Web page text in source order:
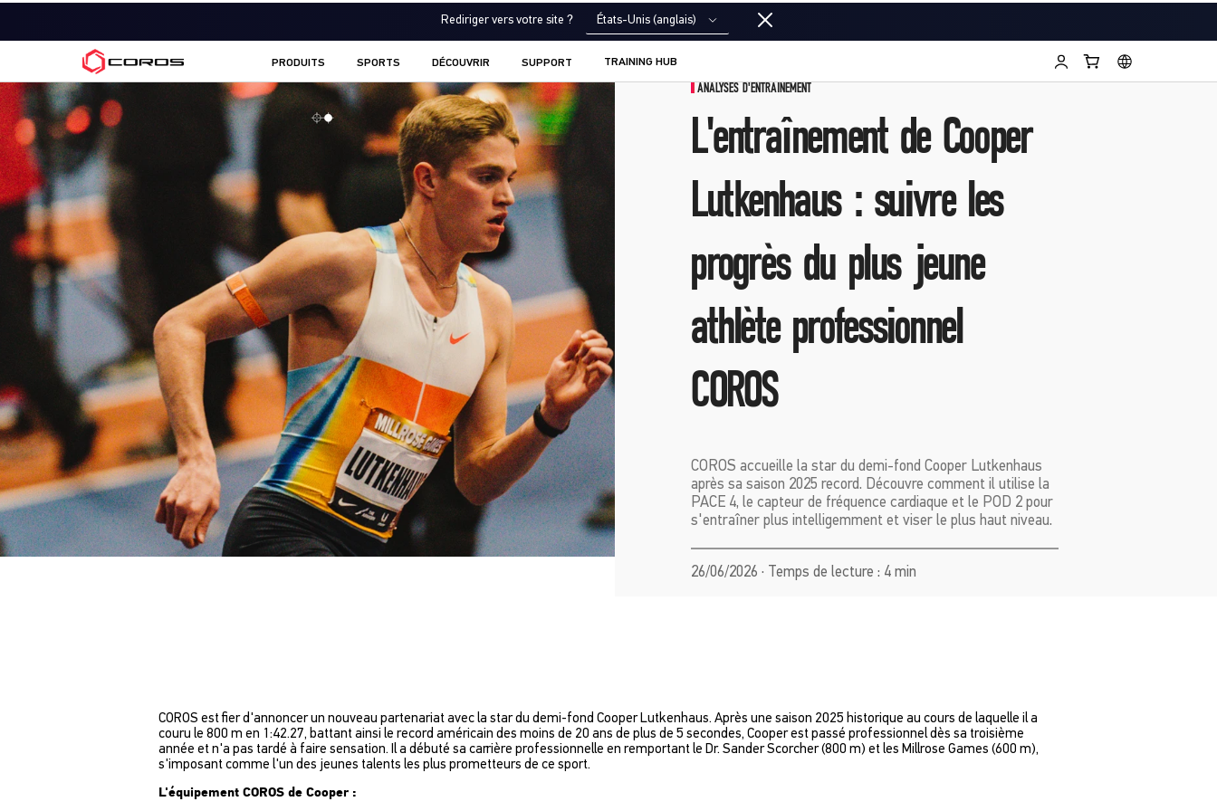
Rediriger vers votre site ? États-Unis (anglais)
COROS FR
PRODUITS SPORTS DÉCOUVRIR SUPPORT TRAINING HUB
ANALYSES D'ENTRAÎNEMENT
L'entraînement de Cooper
Lutkenhaus : suivre les
progrès du plus jeune
athlète professionnel
COROS
COROS accueille la star du demi-fond Cooper Lutkenhaus
après sa saison 2025 record. Découvre comment il utilise la
PACE 4, le capteur de fréquence cardiaque et le POD 2 pour
s'entraîner plus intelligemment et viser le plus haut niveau.
26/06/2026 · Temps de lecture : 4 min
COROS est fier d'annoncer un nouveau partenariat avec la star du demi-fond Cooper Lutkenhaus. Après une saison 2025 historique au cours de laquelle il a
couru le 800 m en 1:42.27, battant ainsi le record américain des moins de 20 ans de plus de 5 secondes, Cooper est passé professionnel dès sa troisième
année et n'a pas tardé à faire sensation. Il a débuté sa carrière professionnelle en remportant le Dr. Sander Scorcher (800 m) et les Millrose Games (600 m),
s'imposant comme l'un des jeunes talents les plus prometteurs de ce sport.
L'équipement COROS de Cooper :